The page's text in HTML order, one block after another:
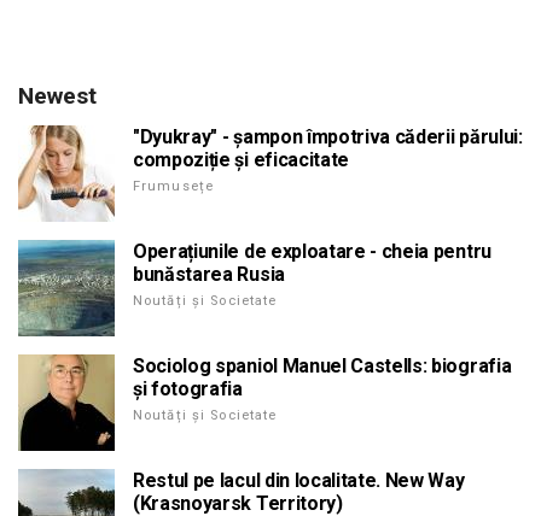
Newest
"Dyukray" - șampon împotriva căderii părului:
compoziție și eficacitate
Frumusețe
Operațiunile de exploatare - cheia pentru
bunăstarea Rusia
Noutăți și Societate
Sociolog spaniol Manuel Castells: biografia
și fotografia
Noutăți și Societate
Restul pe lacul din localitate. New Way
(Krasnoyarsk Territory)